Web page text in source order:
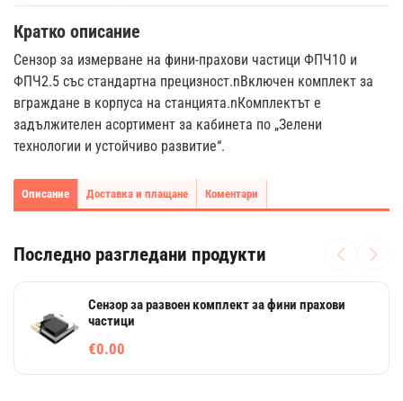
Кратко описание
Сензор за измерване на фини-прахови частици ФПЧ10 и
ФПЧ2.5 със стандартна прецизност.nВключен комплект за
вграждане в корпуса на станцията.nКомплектът е
задължителен асортимент за кабинета по „Зелени
технологии и устойчиво развитие“.
Описание Доставка и плащане Коментари
Последно разгледани продукти
Сензор за развоен комплект за фини прахови
частици
€0.00